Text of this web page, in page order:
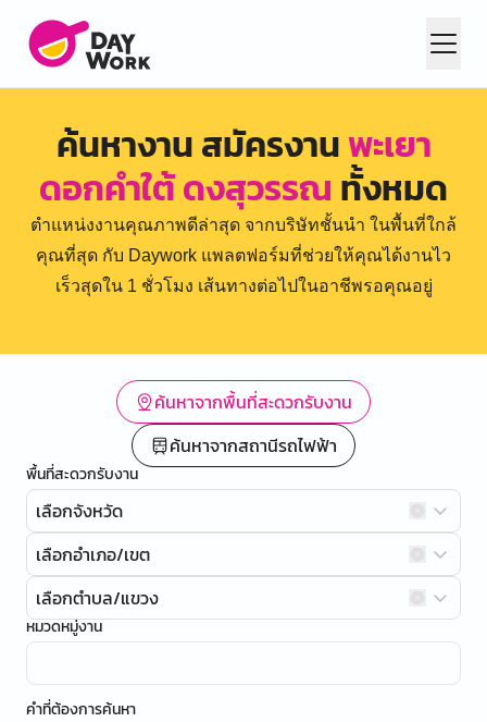
ค้นหางาน สมัครงานพะเยา
ดอกคำใต้ ดงสุวรรณ ทั้งหมด
ตำแหน่งงานคุณภาพดีล่าสุด จากบริษัทชั้นนำ ในพื้นที่ใกล้
คุณที่สุด กับ Daywork แพลตฟอร์มที่ช่วยให้คุณได้งานไว
เร็วสุดใน 1 ชั่วโมง เส้นทางต่อไปในอาชีพรอคุณอยู่
ค้นหาจากพื้นที่สะดวกรับงาน
ค้นหาจากสถานีรถไฟฟ้า
พื้นที่สะดวกรับงาน
เลือกจังหวัด
เลือกอำเภอ/เขต
เลือกตำบล/แขวง
หมวดหมู่งาน
คำที่ต้องการค้นหา